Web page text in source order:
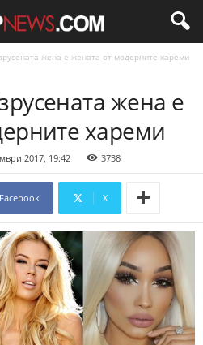
жена е жената от модерните хареми
жена е
хареми
2017, 19:42 3738
Facebook X